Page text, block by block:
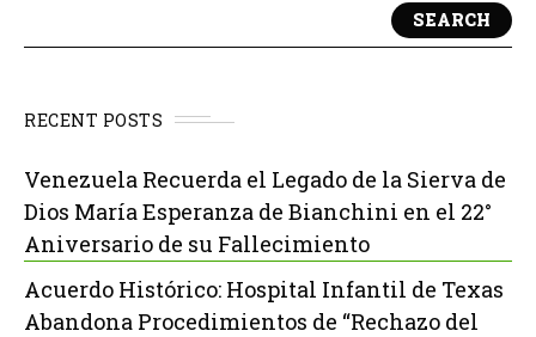
SEARCH
RECENT POSTS
Venezuela Recuerda el Legado de la Sierva de
Dios María Esperanza de Bianchini en el 22°
Aniversario de su Fallecimiento
Acuerdo Histórico: Hospital Infantil de Texas
Abandona Procedimientos de “Rechazo del